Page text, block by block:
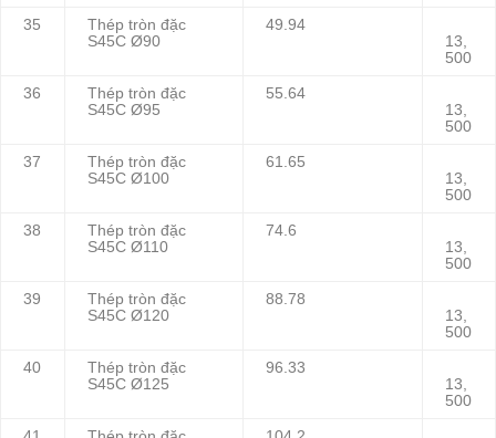
35
Thép tròn đặc
S45C Ø90
49.94
13,
500
36
Thép tròn đặc
S45C Ø95
55.64
13,
500
37
Thép tròn đặc
S45C Ø100
61.65
13,
500
38
Thép tròn đặc
S45C Ø110
74.6
13,
500
39
Thép tròn đặc
S45C Ø120
88.78
13,
500
40
Thép tròn đặc
S45C Ø125
96.33
13,
500